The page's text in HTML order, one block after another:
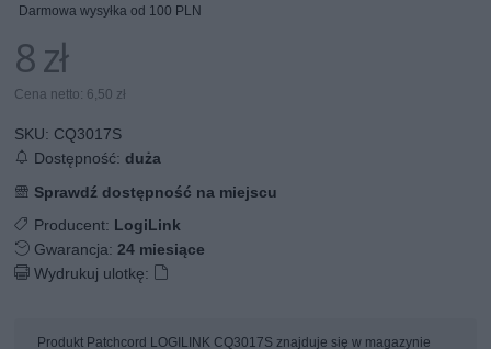
Darmowa wysyłka od 100 PLN
8 zł
Cena netto: 6,50 zł
SKU: CQ3017S
Dostępność:duża
Sprawdź dostępność na miejscu
Producent: LogiLink
Gwarancja:24 miesiące
Wydrukuj ulotkę:
Produkt Patchcord LOGILINK CQ3017S znajduje się w magazynie